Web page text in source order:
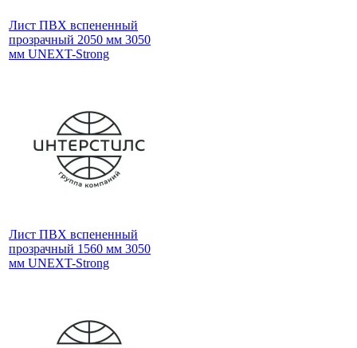
Лист ПВХ вспененный
прозрачный 2050 мм 3050
мм UNEXT-Strong
Лист ПВХ вспененный
прозрачный 1560 мм 3050
мм UNEXT-Strong